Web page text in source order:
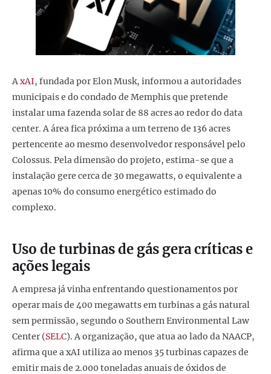
AxAI, fundada por Elon Musk, informou a autoridades
municipais e do condado de Memphis que pretende
instalar uma fazenda solar de 88 acres ao redor do data
center. A área fica próxima a um terreno de 136 acres
pertencente ao mesmo desenvolvedor responsável pelo
Colossus. Pela dimensão do projeto, estima-se que a
instalação gere cerca de 30 megawatts, o equivalente a
apenas 10% do consumo energético estimado do
complexo.
Uso de turbinas de gás gera críticas e
ações legais
A empresa já vinha enfrentando questionamentos por
operar mais de 400 megawatts em turbinas a gás natural
sem permissão, segundo o Southern Environmental Law
Center (SELC). A organização, que atua ao lado da NAACP,
afirma que a xAI utiliza ao menos 35 turbinas capazes de
emitir mais de 2.000 toneladas anuais de óxidos de